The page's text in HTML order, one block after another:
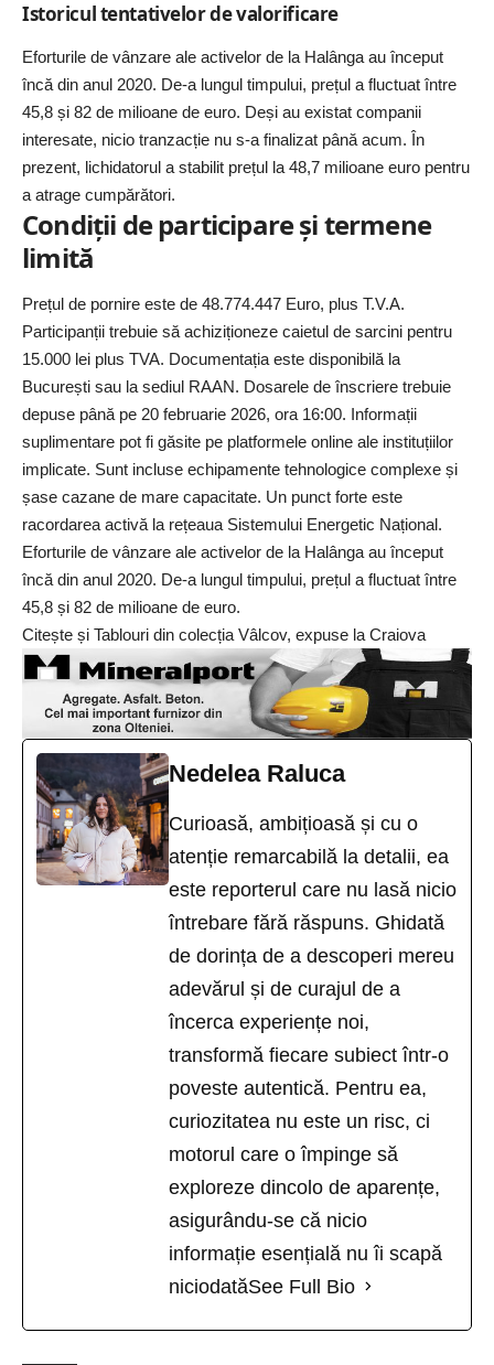
Istoricul tentativelor de valorificare
Eforturile de vânzare ale activelor de la Halânga au început
încă din anul 2020. De-a lungul timpului, prețul a fluctuat între
45,8 și 82 de milioane de euro. Deși au existat companii
interesate, nicio tranzacție nu s-a finalizat până acum. În
prezent, lichidatorul a stabilit prețul la 48,7 milioane euro pentru
a atrage cumpărători.
Condiții de participare și termene
limită
Prețul de pornire este de 48.774.447 Euro, plus T.V.A.
Participanții trebuie să achiziționeze caietul de sarcini pentru
15.000 lei plus TVA. Documentația este disponibilă la
București sau la sediul RAAN. Dosarele de înscriere trebuie
depuse până pe 20 februarie 2026, ora 16:00. Informații
suplimentare pot fi găsite pe platformele online ale instituțiilor
implicate. Sunt incluse echipamente tehnologice complexe și
șase cazane de mare capacitate. Un punct forte este
racordarea activă la rețeaua Sistemului Energetic Național.
Eforturile de vânzare ale activelor de la Halânga au început
încă din anul 2020. De-a lungul timpului, prețul a fluctuat între
45,8 și 82 de milioane de euro.
Citește și Tablouri din colecția Vâlcov, expuse la Craiova
Nedelea Raluca
Curioasă, ambițioasă și cu o
atenție remarcabilă la detalii, ea
este reporterul care nu lasă nicio
întrebare fără răspuns. Ghidată
de dorința de a descoperi mereu
adevărul și de curajul de a
încerca experiențe noi,
transformă fiecare subiect într-o
poveste autentică. Pentru ea,
curiozitatea nu este un risc, ci
motorul care o împinge să
exploreze dincolo de aparențe,
asigurându-se că nicio
informație esențială nu îi scapă
niciodatăSee Full Bio